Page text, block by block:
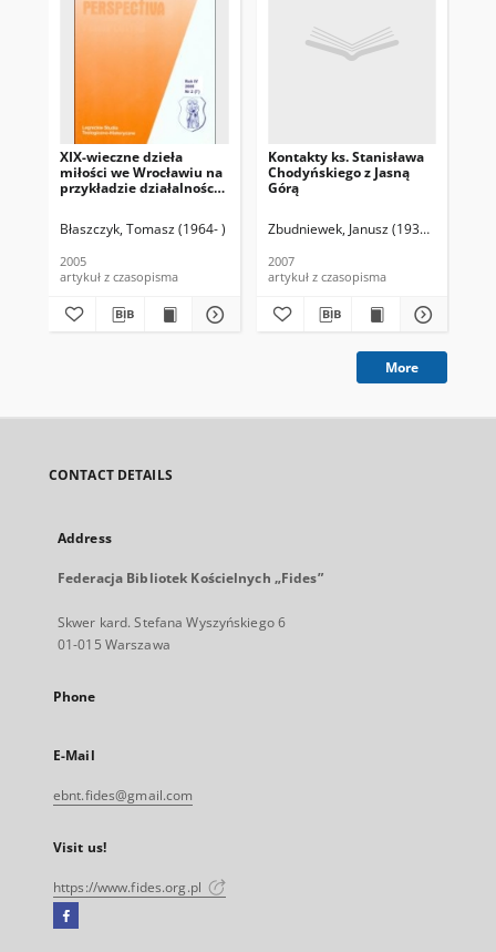
XIX-wieczne dzieła
miłości we Wrocławiu na
przykładzie działalności
Wincentego à Paulo w
Błaszczyk, Tomasz (1964- )
2005
artykuł z czasopisma
Kontakty ks. Stanisława
Chodyńskiego z Jasną
Górą
Zbudniewek, Janusz (1938- )
2007
artykuł z czasopisma
More
CONTACT DETAILS
Address
Federacja Bibliotek Kościelnych „Fides”
Skwer kard. Stefana Wyszyńskiego 6
01-015 Warszawa
Phone
E-Mail
ebnt.fides@gmail.com
Visit us!
https://www.fides.org.pl
Facebook